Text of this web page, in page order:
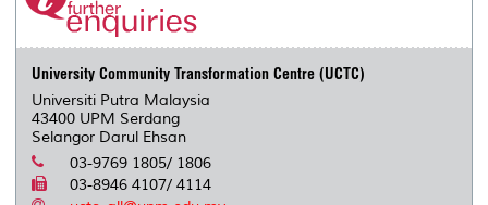
University Community Transformation Centre (UCTC)
Universiti Putra Malaysia
43400 UPM Serdang
Selangor Darul Ehsan
03-9769 1805/ 1806
03-8946 4107/ 4114